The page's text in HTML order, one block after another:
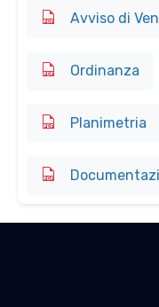
Avviso di
Ordinanza
Planimetria